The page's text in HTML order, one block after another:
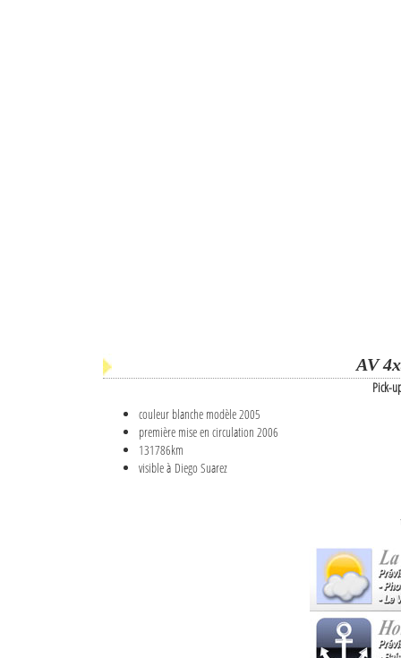
AV
Pick-
couleur blanche modèle 2005
première mise en circulation 2006
131786km
visible à Diego Suarez